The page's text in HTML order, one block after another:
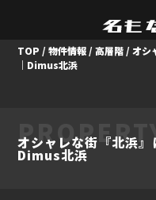
TOP /物件情報 /高層階 /オシ
｜Dimus北浜
オシャレな街『北浜』
Dimus北浜